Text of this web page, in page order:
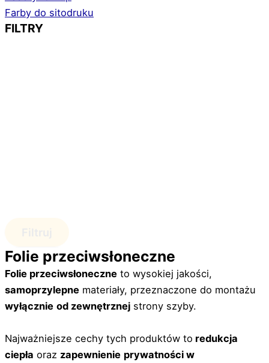
Farby do sitodruku
FILTRY
Folie przeciwsłoneczne
Folie przeciwsłoneczne to wysokiej jakości,
samoprzylepne materiały, przeznaczone do montażu
wyłącznie od zewnętrznej strony szyby.
Najważniejsze cechy tych produktów to redukcja
ciepła oraz zapewnienie prywatności w